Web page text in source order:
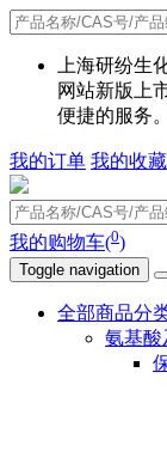
上海研纷生
网站新版上
便捷的服务。
我的订单 我的收藏
我的购物车(0)
Toggle navigation
全部商品分
氨基酸